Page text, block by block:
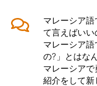
マレーシア
て言えばい
マレーシア
の?」とはな
マレーシア
紹介をして新